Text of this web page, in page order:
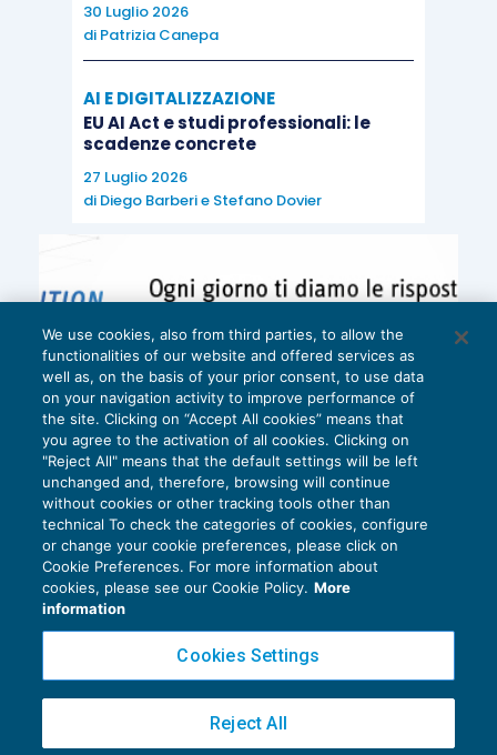
30 Luglio 2026
di Patrizia Canepa
AI E DIGITALIZZAZIONE
EU AI Act e studi professionali: le
scadenze concrete
27 Luglio 2026
di Diego Barberie Stefano Dovier
Privacy Policy
Cookie Policy
Copyright 2016 ©Gruppo Euroconference S.p.A.v2.32.4
Piazza Luigi Einaudi, 10N01 - 20124 Milano - info@ecnews.it
We use cookies, also from third parties, to allow the
functionalities of our website and offered services as
well as, on the basis of your prior consent, to use data
on your navigation activity to improve performance of
the site. Clicking on “Accept All cookies” means that
you agree to the activation of all cookies. Clicking on
"Reject All" means that the default settings will be left
unchanged and, therefore, browsing will continue
without cookies or other tracking tools other than
technical To check the categories of cookies, configure
or change your cookie preferences, please click on
Cookie Preferences. For more information about
cookies, please see our Cookie Policy. More
information
Cookies Settings
Reject All